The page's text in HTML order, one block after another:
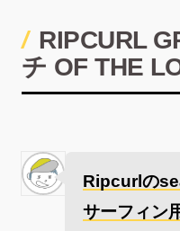
RIPCURL
チ OF THE
Ripcurlの
サーフィン